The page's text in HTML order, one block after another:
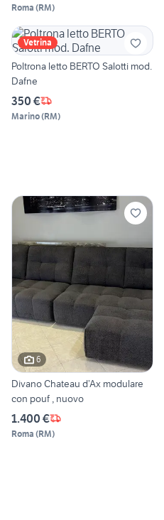
Roma (RM)
Vetrina
Poltrona letto BERTO Salotti mod.
Dafne
350 €
Marino(RM)
6
Divano Chateau d’Ax modulare
con pouf , nuovo
1.400 €
Roma (RM)